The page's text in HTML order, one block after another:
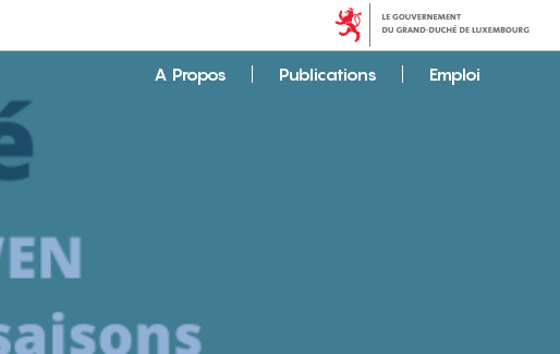
A Propos Publications Emploi